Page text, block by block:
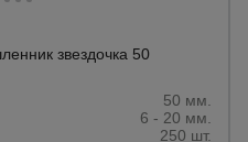
звездочка 50
50 мм.
6 - 20 мм.
250 шт.